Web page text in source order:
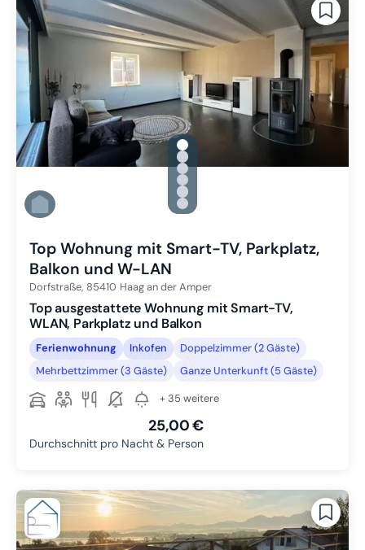
gallery.slide_selector
Zu Slide 1 wechseln
Zu Slide 2 wechseln
Zu Slide 3 wechseln
Zu Slide 4 wechseln
Zu Slide 5 wechseln
Zu Slide 6 wechseln
Top Wohnung mit Smart-TV, Parkplatz,
Balkon und W-LAN
Dorfstraße, 85410 Haag an der Amper
Top ausgestattete Wohnung mit Smart-TV,
WLAN, Parkplatz und Balkon
Ferienwohnung Inkofen
Doppelzimmer (2 Gäste)
Mehrbettzimmer (3 Gäste)
Ganze Unterkunft (5 Gäste)
+ 35 weitere
25,00 €
Durchschnitt pro Nacht & Person